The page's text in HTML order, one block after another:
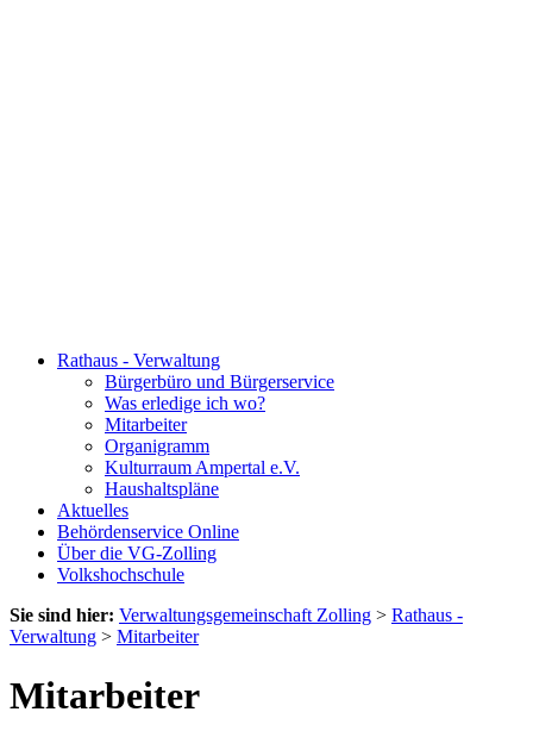
Rathaus - Verwaltung
Bürgerbüro und Bürgerservice
Was erledige ich wo?
Mitarbeiter
Organigramm
Kulturraum Ampertal e.V.
Haushaltspläne
Aktuelles
Behördenservice Online
Über die VG-Zolling
Volkshochschule
Sie sind hier: Verwaltungsgemeinschaft Zolling > Rathaus -
Verwaltung > Mitarbeiter
Mitarbeiter